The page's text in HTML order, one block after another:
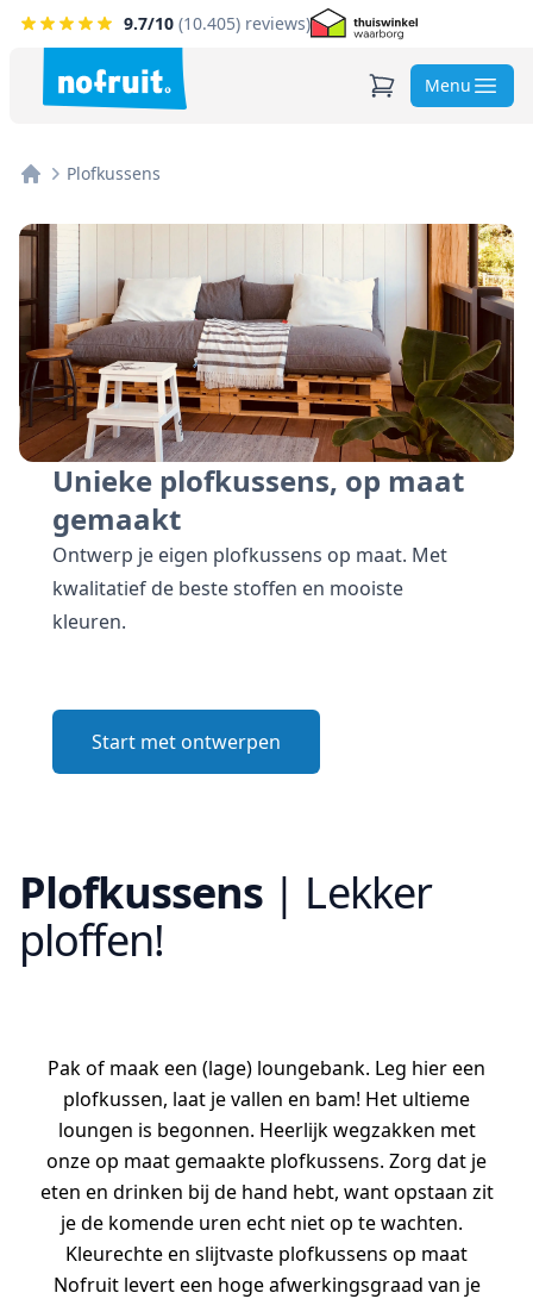
9.7/10 (10.405) reviews)
Menu
Plofkussens
Unieke plofkussens, op maat
gemaakt
Ontwerp je eigen plofkussens op maat. Met
kwalitatief de beste stoffen en mooiste
kleuren.
Start met ontwerpen
Plofkussens | Lekker
ploffen!
Pak of maak een (lage) loungebank. Leg hier een
plofkussen, laat je vallen en bam! Het ultieme
loungen is begonnen. Heerlijk wegzakken met
onze op maat gemaakte plofkussens. Zorg dat je
eten en drinken bij de hand hebt, want opstaan zit
je de komende uren echt niet op te wachten.
Kleurechte en slijtvaste plofkussens op maat
Nofruit levert een hoge afwerkingsgraad van je